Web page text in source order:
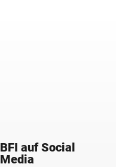
BFI auf Social
Media